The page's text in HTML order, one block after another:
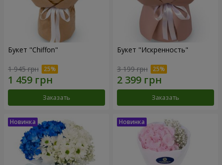
Букет "Chiffon"
1 945 грн
Заказать
Букет "Искренность"
3 199 грн
Заказать